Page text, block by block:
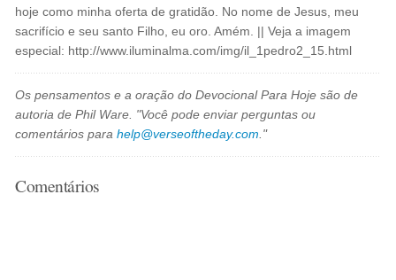
hoje como minha oferta de gratidão. No nome de Jesus, meu
sacrifício e seu santo Filho, eu oro. Amém. || Veja a imagem
especial: http://www.iluminalma.com/img/il_1pedro2_15.html
Os pensamentos e a oração do Devocional Para Hoje são de
autoria de Phil Ware. "Você pode enviar perguntas ou
comentários parahelp@verseoftheday.com ."
Comentários